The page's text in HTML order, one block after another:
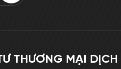
THƯƠNG MẠI DỊCH